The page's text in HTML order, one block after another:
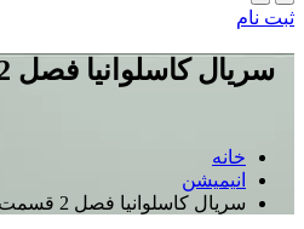
ثبت نام
خانه
انیمیشن
سریال کاسلوانیا فصل 2 قسمت 4 - یک نبرد جدید